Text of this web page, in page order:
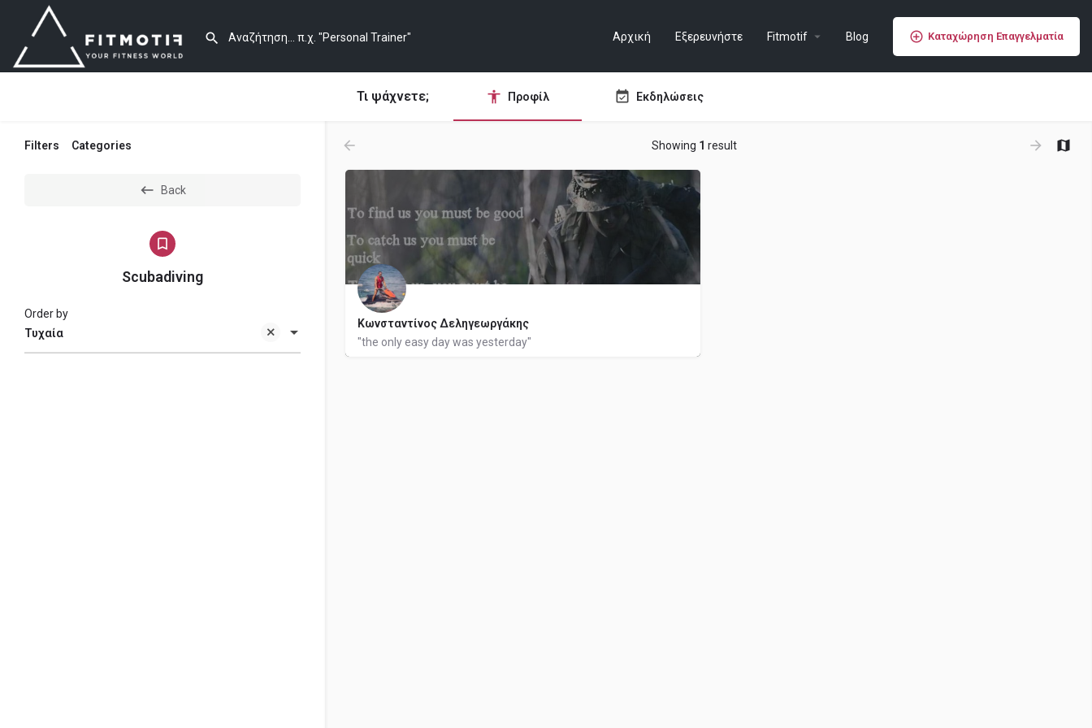
Αρχική Εξερευνήστε Fitmotif Blog Καταχώρηση Επαγγελματία
Τι ψάχνετε; Προφίλ Εκδηλώσεις
Filters Categories
Back
Scubadiving
Τυχαία
Order by
Showing 1 result
Κωνσταντίνος Δεληγεωργάκης
"the only easy day was yesterday"